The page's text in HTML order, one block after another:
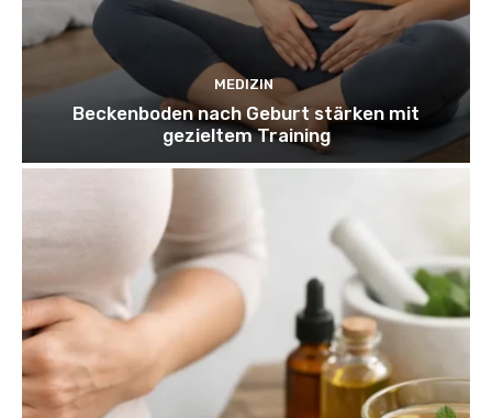
MEDIZIN
Beckenboden nach Geburt stärken mit
gezieltem Training